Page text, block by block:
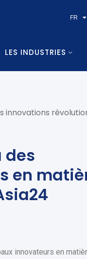
FR
LES INDUSTRIES
des
en
innovateurs en